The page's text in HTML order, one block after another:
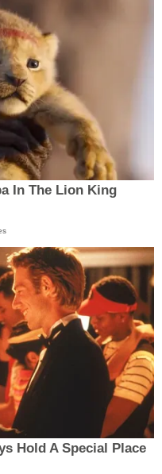
In The Lion King
Hold A Special Place